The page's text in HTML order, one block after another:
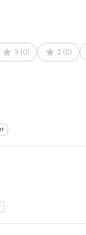
pembelian produk ini:
Gun 60W - GT-10
3 (0) 2 (0)